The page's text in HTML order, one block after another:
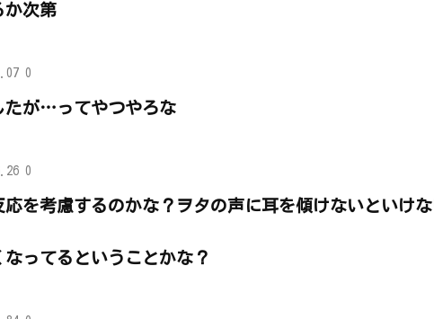
か次第
0
たが…ってやつやろな
0
応を考慮するのかな？ヲタの声に耳を傾けないといけ
ってるということかな？